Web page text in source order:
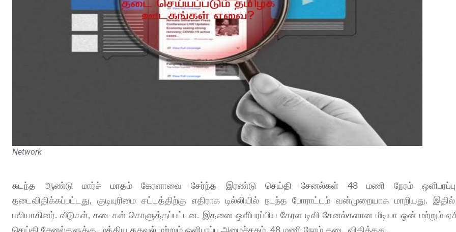
Network
கடந்த ஆண்டு மார்ச் மாதம் கேரளாவை சேர்ந்த இரண்டு செய்தி சேனல்கள் 48 மணி நேரம்
தடைவிதிக்கப்பட்டது, குடியுரிமை சட்டத்திற்கு எதிராக டில்லியில் நடந்த போராட்டம் வன்முறையாக மாறியது.
பலியாகினர். வீடுகள், கடைகள் கொளுத்தப்பட்டன. இதனை ஒளிபரப்பிய கேரள டிவி சேனல்களான மீடியா ஒன் மற்றும்
செய்தி சேனல்களுக்கு, மத்திய தகவல் மற்றும் ஒளிபரப்பு அமைச்சகம், 48 மணி நேரம் தடை விதித்தது.